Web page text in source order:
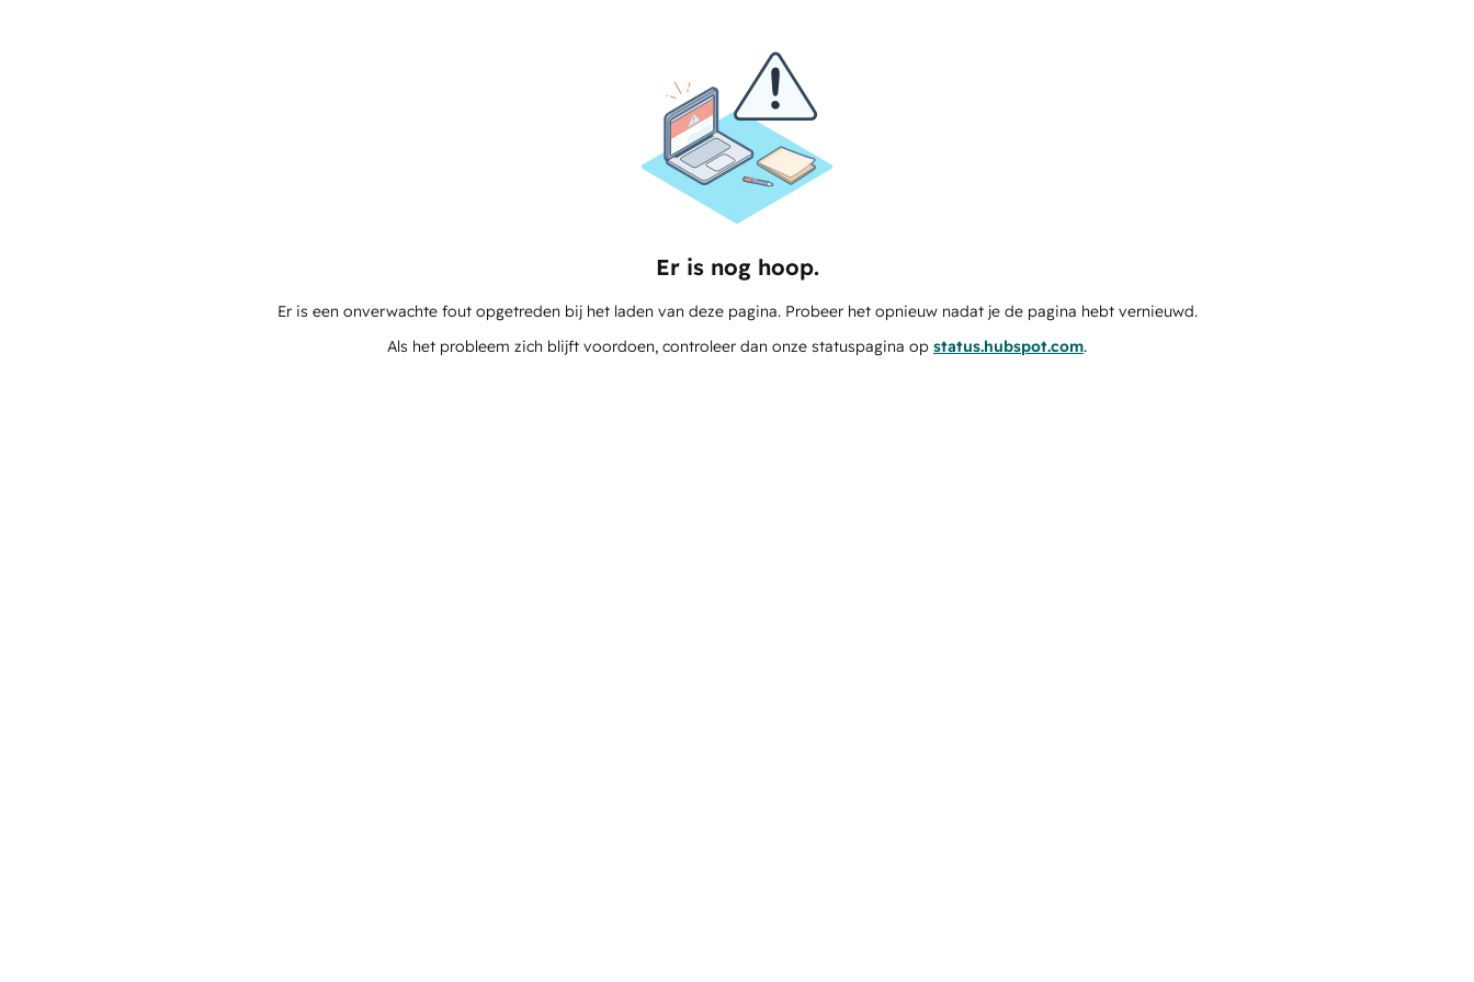
Er is nog hoop.
Er is een onverwachte fout opgetreden bij het laden van deze pagina. Probeer het opnieuw nadat je de pagina hebt vernieuwd.
Als het probleem zich blijft voordoen, controleer dan onze statuspagina op status.hubspot.com.